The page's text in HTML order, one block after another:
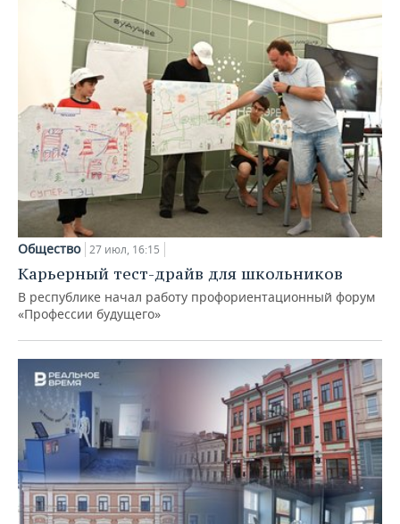
Общество 27 июл, 16:15
Карьерный тест-драйв для школьников
В республике начал работу профориентационный форум
«Профессии будущего»